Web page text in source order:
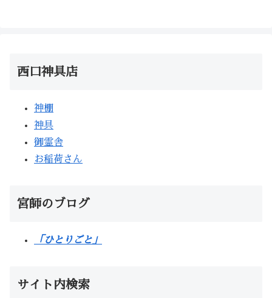
西口神具店
神棚
神具
御霊舎
お稲荷さん
宮師のブログ
「ひとりごと」
サイト内検索